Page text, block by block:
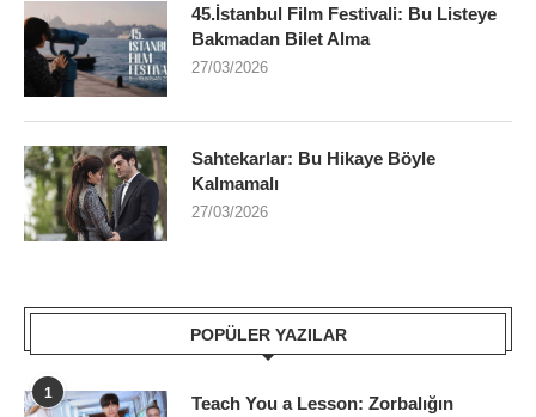
45.İstanbul Film Festivali: Bu Listeye
Bakmadan Bilet Alma
27/03/2026
Sahtekarlar: Bu Hikaye Böyle
Kalmamalı
27/03/2026
POPÜLER YAZILAR
1
Teach You a Lesson: Zorbalığın